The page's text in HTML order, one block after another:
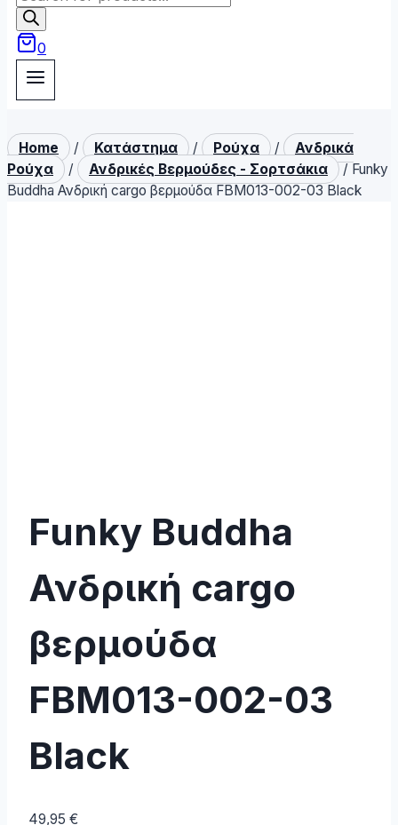
search
0
Home / Κατάστημα / Ρούχα /
Ανδρικά
Ρούχα
/ Ανδρικές Βερμούδες - Σορτσάκια / Funky
Buddha Ανδρική cargo βερμούδα FBM013-002-03 Black
Funky Buddha
Ανδρική cargo
βερμούδα
FBM013-002-03
Black
49,95 €